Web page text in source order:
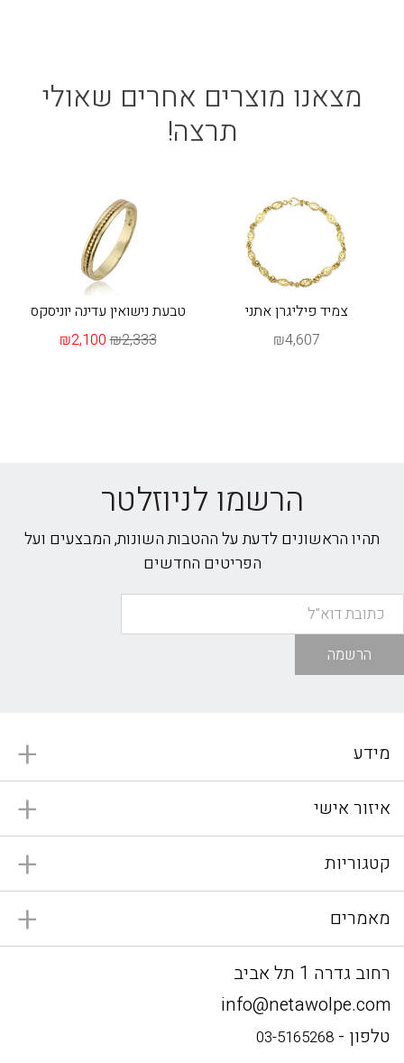
מצאנו מוצרים אחרים שאולי
תרצה!
צמיד פיליגרן אתני
₪4,607
טבעת נישואין עדינה יוניסקס
₪2,100₪2,333
הרשמו לניוזלטר
תהיו הראשונים לדעת על ההטבות השונות, המבצעים ועל
הפריטים החדשים
הרשמה
מידע
איזור אישי
קטגוריות
מאמרים
רחוב גדרה 1 תל אביב
info@netawolpe.com
טלפון - 03-5165268